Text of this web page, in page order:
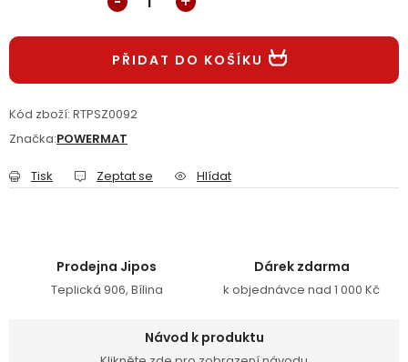
Reklamační řád
Podmínky ochrany osobních údajů
PŘIDAT DO KOŠÍKU
Kód zboží: RTPSZ0092
Značka:POWERMAT
Tisk Zeptat se Hlídat
Prodejna Jipos
Teplická 906, Bílina
Dárek zdarma
k objednávce nad 1 000 Kč
Návod k produktu